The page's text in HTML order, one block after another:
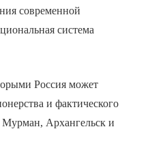
современной
система
Россия может
и фактического
Мурман, Архангельск и